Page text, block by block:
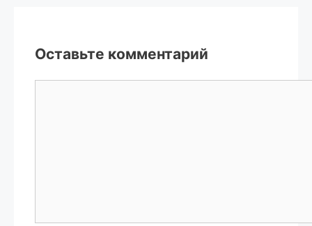
Оставьте комментарий